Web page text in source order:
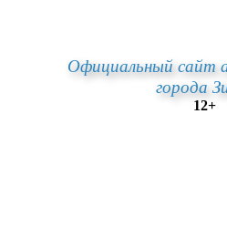
Официальный сайт
города
12+